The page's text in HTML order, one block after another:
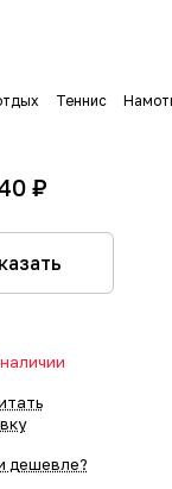
Теннис
₽
дешевле?